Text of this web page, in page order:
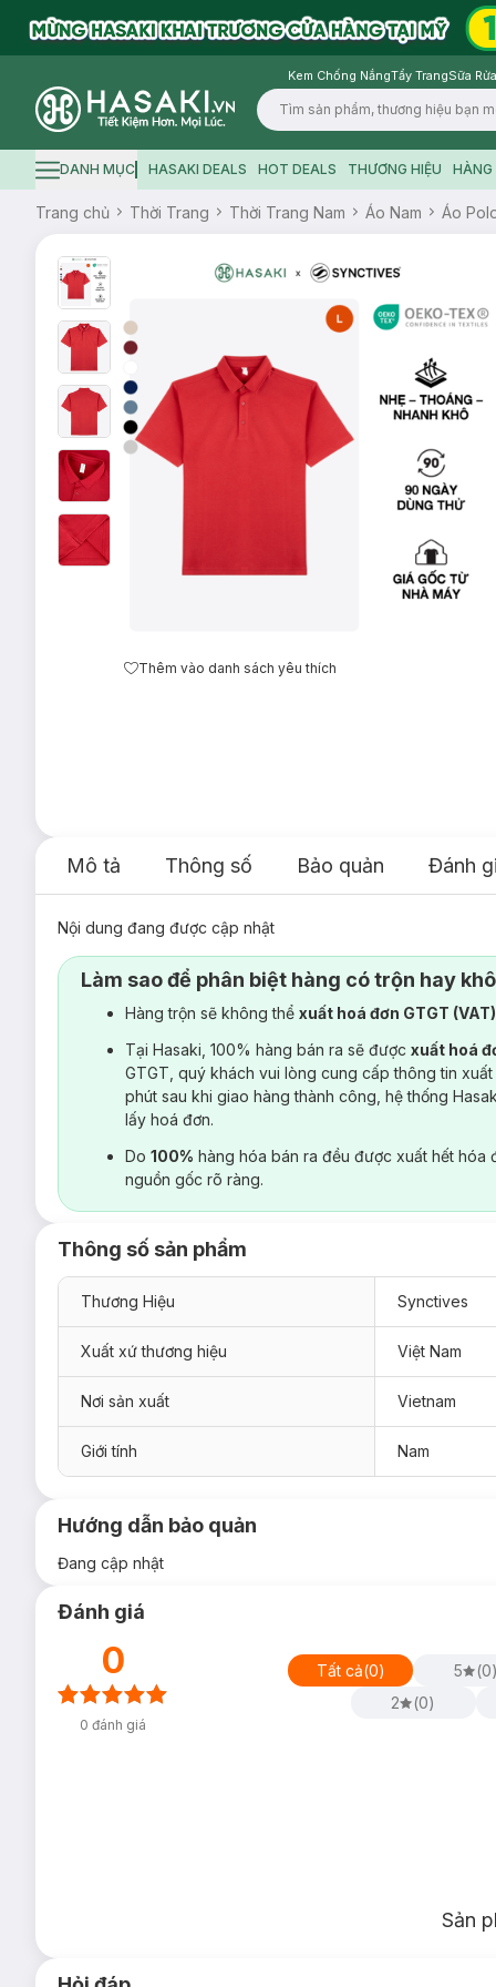
Kem Chống NắngTẩy TrangSữa
Logo
Hamburger icon
DANH MỤC HASAKI DEALS HOT DEALS THƯƠNG HIỆU HÀNG
Trang chủ Thời Trang Thời Trang Nam Áo Nam Áo
Thêm vào danh sách yêu thích
Mô tả Thông số Bảo quản Đánh
Nội dung đang được cập nhật
Làm sao để phân biệt hàng có trộn hay
Hàng trộn sẽ không thể xuất hoá đơn GTGT
Tại Hasaki, 100% hàng bán ra sẽ được xuất hoá
GTGT, quý khách vui lòng cung cấp thông tin
phút sau khi giao hàng thành công, hệ thống
lấy hoá đơn.
Do 100% hàng hóa bán ra đều được xuất hết hóa
nguồn gốc rõ ràng.
Thông số sản phẩm
Thương Hiệu Synctives
Xuất xứ thương hiệu Việt Nam
Nơi sản xuất Vietnam
Giới tính Nam
Hướng dẫn bảo quản
Đang cập nhật
Đánh giá
0
0 đánh giá
Tất cả(0) 5 (0
2
(0)
Sản